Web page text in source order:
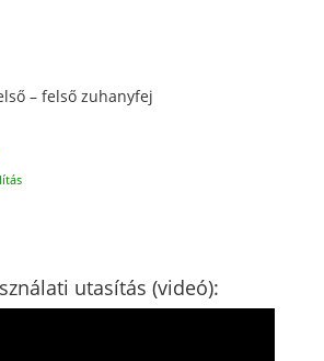
– felső zuhanyfej
utasítás (videó):